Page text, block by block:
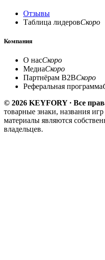
Отзывы
Таблица лидеровСкоро
Компания
О насСкоро
МедиаСкоро
Партнёрам B2BСкоро
Реферальная программа
© 2026 KEYFORY · Все
товарные знаки, названия
материалы являются
владельцев.